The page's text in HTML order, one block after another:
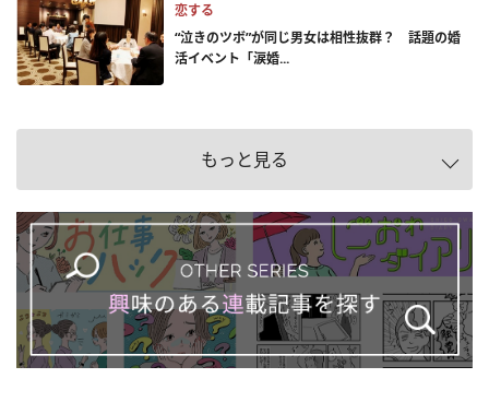
恋する
“泣きのツボ”が同じ男女は相性抜群？ 話題の婚
活イベント「涙婚...
もっと見る